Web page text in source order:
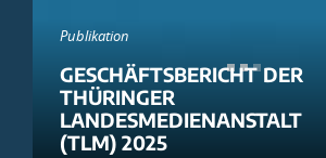
Publikation
GESCHÄFTSBERICHT DER
THÜRINGER
LANDESMEDIENANSTALT
(TLM) 2025